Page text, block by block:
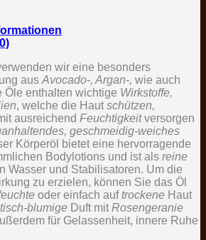
wir eine besonders
aus Avocado-, Argan-, wie auch
Öle enthalten wichtige Wirkstoffe,
, welche die Haut schützen,
ausreichend Feuchtigkeitversorgen
geschmeidig-weiches
Körperöl bietet eine hervorragende
Bodylotions und ist als reine
Wasser und Stabilisatoren. Um die
zu erzielen, können Sie das Öl
oder einfach auftrockene Haut
blumige Duft mit Rosengeranie
für Gelassenheit, innere Ruhe